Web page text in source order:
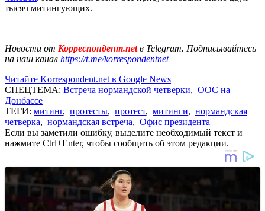
тысяч митингующих.
Новости от Корреспондент.netв Telegram. Подписывайтесь
на наш канал https://t.me/korrespondentnet
Читайте Korrespondent.net в Google News
СПЕЦТЕМА: Встреча нормандской четверки, ООС на
Донбассе
ТЕГИ: митинг, протесты, протест, митинги, нормандская
четверка, нормандская встреча, Офис президента
Если вы заметили ошибку, выделите необходимый текст и
нажмите Ctrl+Enter, чтобы сообщить об этом редакции.